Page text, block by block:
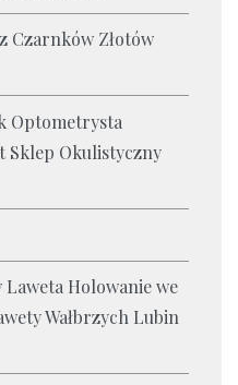
Czarnków Złotów
Optometrysta
Sklep Okulistyczny
Laweta Holowanie we
Wałbrzych Lubin